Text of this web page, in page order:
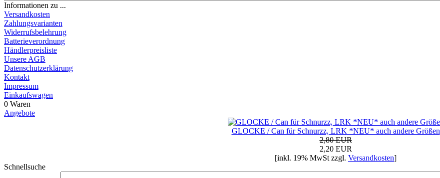
Informationen zu ...
Versandkosten
Zahlungsvarianten
Widerrufsbelehrung
Batterieverordnung
Händlerpreisliste
Unsere AGB
Datenschutzerklärung
Kontakt
Impressum
Einkaufswagen
0 Waren
Angebote
GLOCKE / Can für Schnurzz, LRK *NEU* auch andere Größen
2,80 EUR
2,20 EUR
[inkl. 19% MwSt zzgl. Versandkosten]
Schnellsuche